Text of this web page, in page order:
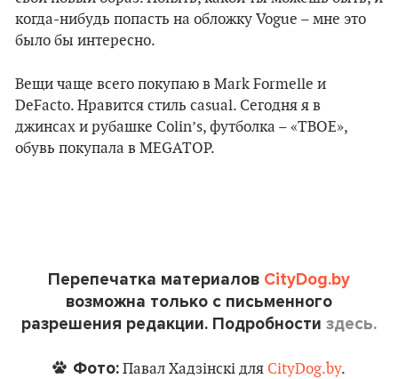
когда-нибудь попасть на обложку Vogue – мне это
было бы интересно.
Вещи чаще всего покупаю в Mark Formelle и
DeFacto. Нравится стиль сasual. Сегодня я в
джинсах и рубашке Colin’s, футболка – «ТВОЕ»,
обувь покупала в MEGATOP.
Перепечатка материалов CityDog.by
возможна только с письменного
разрешения редакции. Подробности здесь.
Фото: Павал Хадзінскі для CityDog.by.